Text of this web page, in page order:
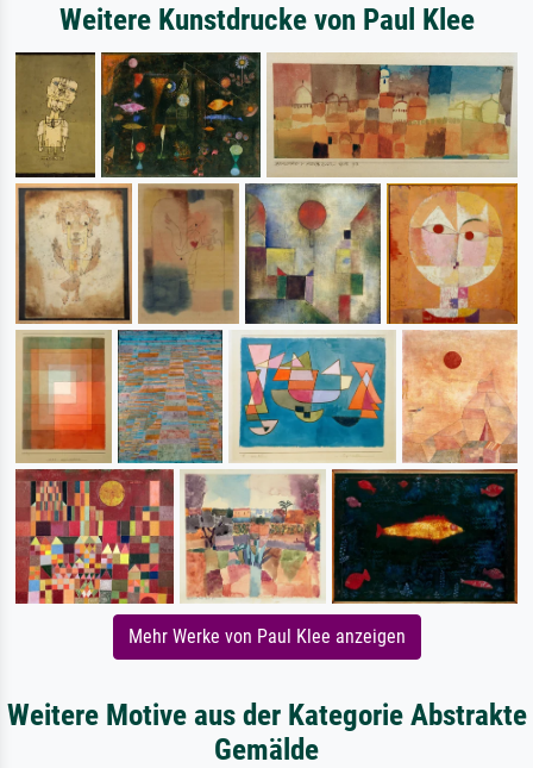
Weitere Kunstdrucke von Paul Klee
Mehr Werke von Paul Klee anzeigen
Weitere Motive aus der Kategorie Abstrakte
Gemälde